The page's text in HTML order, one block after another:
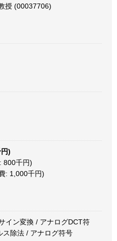
授 (00037706)
)
800千円)
: 1,000千円)
イン変換 / アナログDCT符
ス除法 / アナログ符号